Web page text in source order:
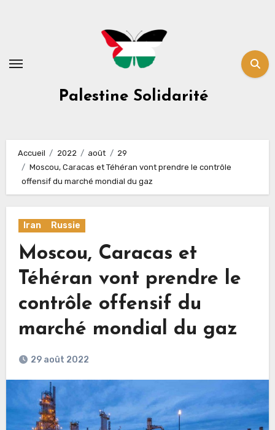
Palestine Solidarité
Accueil 2022 août
29
Moscou, Caracas et Téhéran vont prendre le contrôle
offensif du marché mondial du gaz
Iran Russie
Moscou, Caracas et
Téhéran vont prendre le
contrôle offensif du
marché mondial du gaz
29 août 2022